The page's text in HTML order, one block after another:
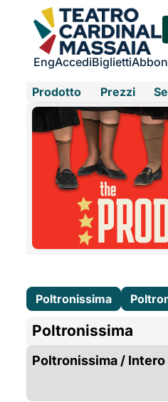
EngAccediBiglietti
Prodotto Prezzi
Poltronissima
Poltronissima
Poltronissima / Intero